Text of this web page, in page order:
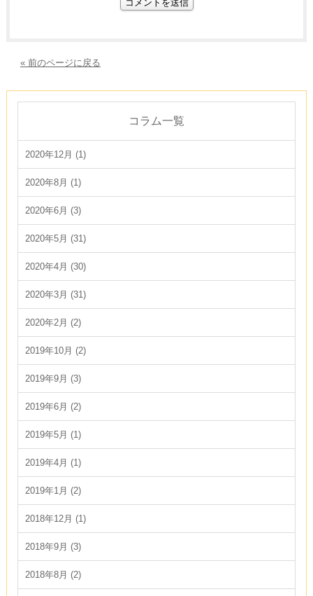
« 前のページに戻る
コラム一覧
2020年12月 (1)
2020年8月 (1)
2020年6月 (3)
2020年5月 (31)
2020年4月 (30)
2020年3月 (31)
2020年2月 (2)
2019年10月 (2)
2019年9月 (3)
2019年6月 (2)
2019年5月 (1)
2019年4月 (1)
2019年1月 (2)
2018年12月 (1)
2018年9月 (3)
2018年8月 (2)